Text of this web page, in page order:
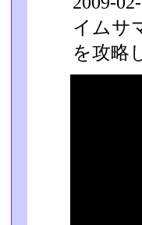
イムサ
を攻略